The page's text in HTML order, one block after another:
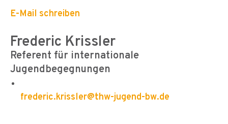
E-Mail schreiben
Frederic Krissler
Referent für internationale
Jugendbegegnungen
frederic.krissler@thw-jugend-bw.de